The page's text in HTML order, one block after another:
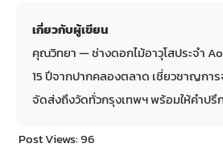
เกี่ยวกับผู้เขียน
คุณวิทยา — ช่างดอกไม้อาวุโสประจำ
15 ปีจากปากคลองตลาด เชี่ยวชาญกา
จัดส่งถึงวัดทั่วกรุงเทพฯ พร้อมให้คำปรึ
Post Views:96